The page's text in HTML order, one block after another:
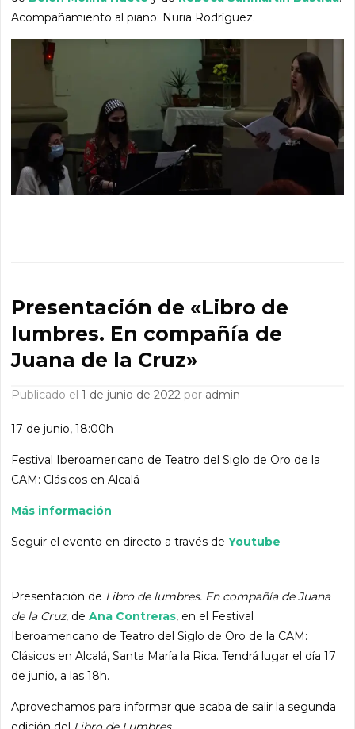
Acompañamiento al piano: Nuria Rodríguez.
Presentación de «Libro de
lumbres. En compañía de
Juana de la Cruz»
Publicado el1 de junio de 2022 por admin
17 de junio, 18:00h
Festival Iberoamericano de Teatro del Siglo de Oro de la
CAM: Clásicos en Alcalá
Más información
Seguir el evento en directo a través deYoutube
Presentación de Libro de lumbres. En compañía de Juana
de la Cruz, deAna Contreras, en el Festival
Iberoamericano de Teatro del Siglo de Oro de la CAM:
Clásicos en Alcalá, Santa María la Rica. Tendrá lugar el día 17
de junio, a las 18h.
Aprovechamos para informar que acaba de salir la segunda